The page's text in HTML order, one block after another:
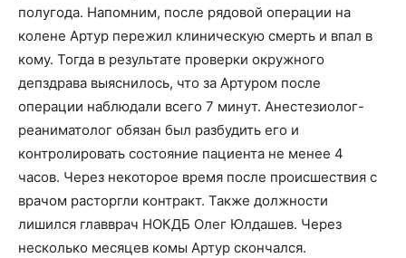
полугода. Напомним, после рядовой операции на
колене Артур пережил клиническую смерть и впал в
кому. Тогда в результате проверки окружного
депздрава выяснилось, что за Артуром после
операции наблюдали всего 7 минут. Анестезиолог-
реаниматолог обязан был разбудить его и
контролировать состояние пациента не менее 4
часов. Через некоторое время после происшествия с
врачом расторгли контракт. Также должности
лишился главврач НОКДБ Олег Юлдашев. Через
несколько месяцев комы Артур скончался.